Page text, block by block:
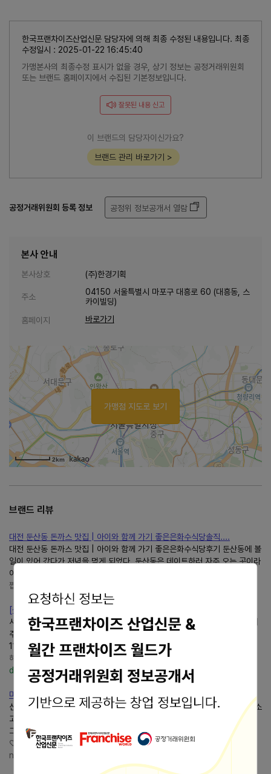
한국프랜차이즈산업신문 담당자에 의해 최종 수정된 내용입니다. 최종
수정일시 : 2025-01-22 16:45:40
가맹본사의 최종수정 표시가 없을 경우, 상기 정보는 공정거래위원회
또는 브랜드 홈페이지에서 수집된 기본정보입니다.
잘못된 내용 신고
이 브랜드의 담당자이신가요?
브랜드 관리 바로가기 >
공정거래위원회 등록 정보 공정위 정보공개서 열람
본사 안내
본사상호 (주)한경기획
주소
04150 서울특별시 마포구 대흥로 60 (대흥동, 스
카이빌딩)
홈페이지
바로가기
2km
가맹점 지도로 보기
브랜드 리뷰
대전 둔산동 돈까스 맛집 | 아이와 함께 가기 좋은은화수식당솔직....
대전 둔산동 돈까스 맛집 | 아이와 함께 가기 좋은은화수식당후기 둔산동에 볼
일이 있어 갔다가 저녁을 먹게 되었다. 둔산동은 데이트하러 자주 오는 곳이라
아이들과 식사할 곳을 찾는 게 은근 어렵다....
짭짤한 일상 기록
[상일동 맛집]은화수식당서울고덕점 아이랑 돈가스 가족외식 추천
서울 상일동 돈가스 맛집은화수식당서울고덕점 아이랑 다녀온 가족외식 후기 ️
주소 서울 강동구 구천면로 636 1층 전화 02-427-5748 영업시간 매일
11:00 ~ 21:00 ⏰ 브레이크타임 매일 15:30~17:30 ️ 주차 가능...
해브ᰔ 행복한 육아, 사랑을 담은 하루
https://blog.naver.com/have-
day
마카로니 맛집!!신불당 돈까스 전문은화수식당
신불당은화수식당고기가 먹고싶어 찾은 돈까스전문점!! 마음 같아서는 비싼 소
고기라도 혼자 먹을까 싶지만 1인 혼자 먹을 수 있는 고기메뉴는 너무 없다...
그나마 검색해서 찾은 돈까스 전문 은하수식당...
♡소소한 일상 행복한 하루♡천안길채's daily
note